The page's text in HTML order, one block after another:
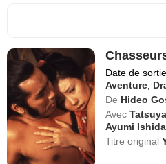
Date de
Aventure
De Hideo
Avec
Ayumi Ishida
Titre original